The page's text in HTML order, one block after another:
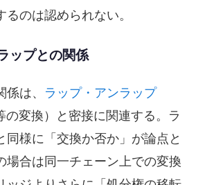
るのは認められない。
ップとの関係
は、
ラップ・アンラップ
の変換）と密接に関連する。ラ
同様に「交換か否か」が論点と
場合は同一チェーン上での変換